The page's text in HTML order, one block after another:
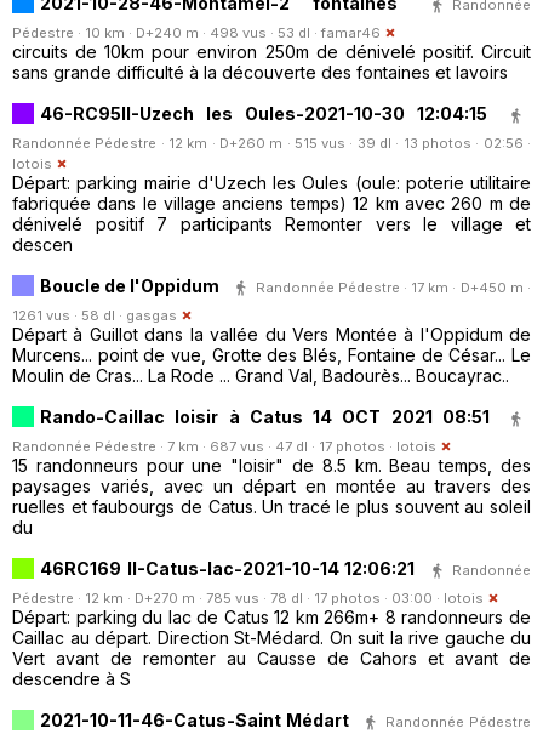
Randonnée
Pédestre · 10 km · D+240 m · 498 vus · 53 dl · famar46
circuits de 10km pour environ 250m de dénivelé positif. Circuit
sans grande difficulté à la découverte des fontaines et lavoirs
46-RC95II-Uzech les Oules-2021-10-30 12:04:15
Randonnée Pédestre · 12 km · D+260 m · 515 vus · 39 dl · 13 photos · 02:56 ·
lotois
Départ: parking mairie d'Uzech les Oules (oule: poterie utilitaire
fabriquée dans le village anciens temps) 12 km avec 260 m de
dénivelé positif 7 participants Remonter vers le village et
descen
Boucle de l'Oppidum
Randonnée Pédestre · 17 km · D+450 m ·
1261 vus · 58 dl · gasgas
Départ à Guillot dans la vallée du Vers Montée à l'Oppidum de
Murcens... point de vue, Grotte des Blés, Fontaine de César... Le
Moulin de Cras... La Rode ... Grand Val, Badourès... Boucayrac..
Rando-Caillac loisir à Catus 14 OCT 2021 08:51
Randonnée Pédestre · 7 km · 687 vus · 47 dl · 17 photos · lotois
15 randonneurs pour une "loisir" de 8.5 km. Beau temps, des
paysages variés, avec un départ en montée au travers des
ruelles et faubourgs de Catus. Un tracé le plus souvent au soleil
du
46RC169 II-Catus-lac-2021-10-14 12:06:21
Randonnée
Pédestre · 12 km · D+270 m · 785 vus · 78 dl · 17 photos · 03:00 · lotois
Départ: parking du lac de Catus 12 km 266m+ 8 randonneurs de
Caillac au départ. Direction St-Médard. On suit la rive gauche du
Vert avant de remonter au Causse de Cahors et avant de
descendre à S
2021-10-11-46-Catus-Saint Médart
Randonnée Pédestre